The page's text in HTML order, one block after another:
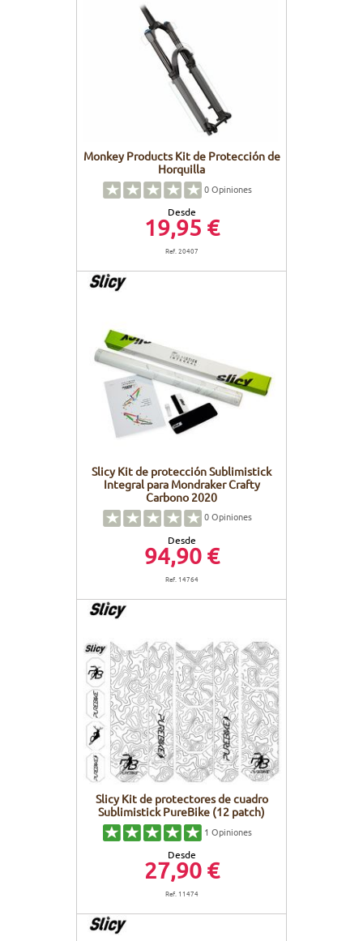
Monkey Products Kit de Protección de
Horquilla
0Opiniones
Desde
19,95 €
Ref. 20407
Slicy Kit de protección Sublimistick
Integral para Mondraker Crafty
Carbono 2020
0Opiniones
Desde
94,90 €
Ref. 14764
Slicy Kit de protectores de cuadro
Sublimistick PureBike (12 patch)
1 Opiniones
Desde
27,90 €
Ref. 11474